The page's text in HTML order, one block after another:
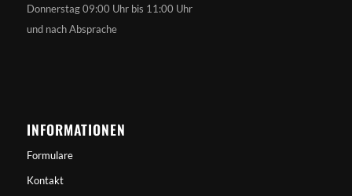
Donnerstag 09:00 Uhr bis 11:00 Uhr
und nach Absprache
INFORMATIONEN
Formulare
Kontakt